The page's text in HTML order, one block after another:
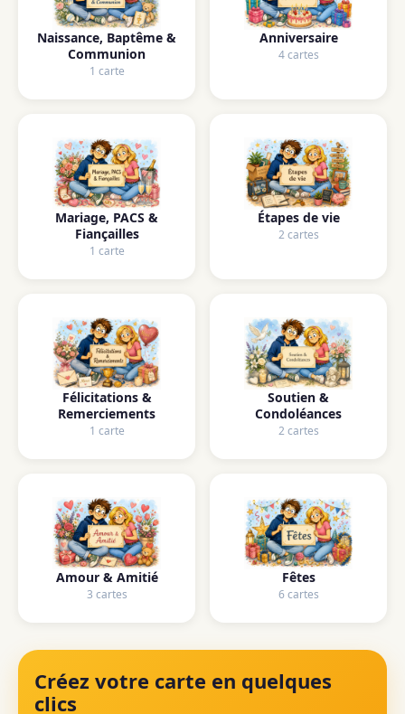
Naissance, Baptême &
Communion
1 carte
Anniversaire
4 cartes
Mariage, PACS &
Fiançailles
1 carte
Étapes de vie
2 cartes
Félicitations &
Remerciements
1 carte
Soutien &
Condoléances
2 cartes
Amour & Amitié
3 cartes
Fêtes
6 cartes
Créez votre carte en quelques
clics